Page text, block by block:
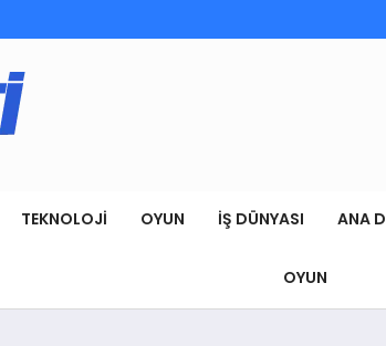
TEKNOLOJI OYUN İŞ DÜNYASI ANA
OYUN